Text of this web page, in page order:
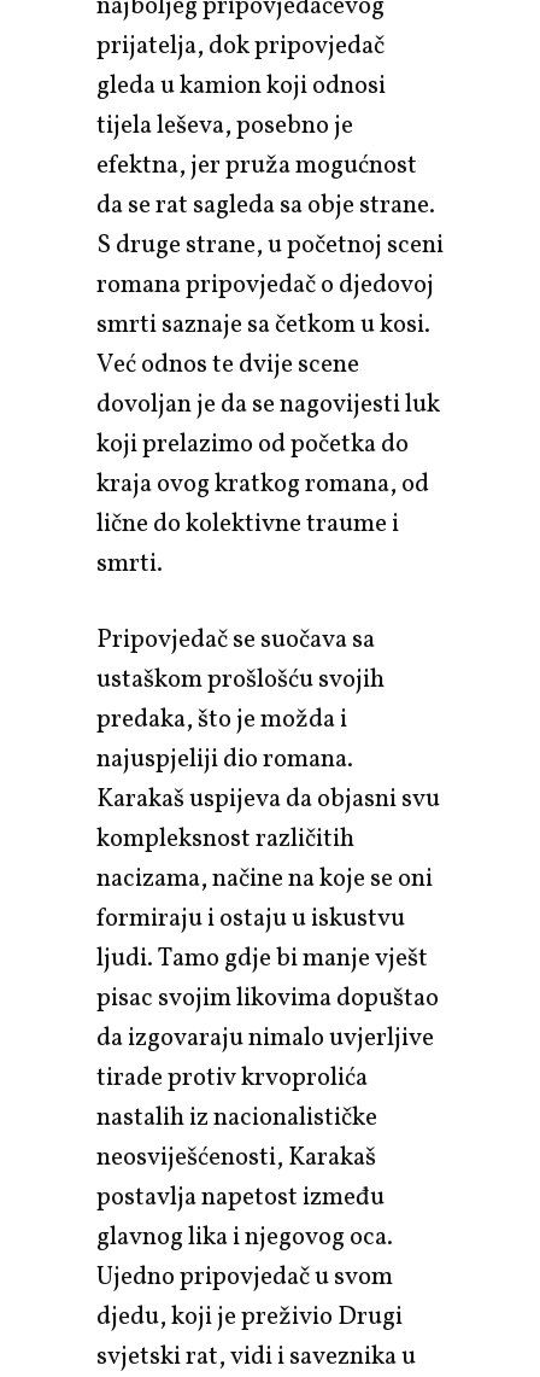
prijatelja, dok pripovjedač
gleda u kamion koji odnosi
tijela leševa, posebno je
efektna, jer pruža mogućnost
da se rat sagleda sa obje strane.
S druge strane, u početnoj sceni
romana pripovjedač o djedovoj
smrti saznaje sa četkom u kosi.
Već odnos te dvije scene
dovoljan je da se nagovijesti luk
koji prelazimo od početka do
kraja ovog kratkog romana, od
lične do kolektivne traume i
smrti.
Pripovjedač se suočava sa
ustaškom prošlošću svojih
predaka, što je možda i
najuspjeliji dio romana.
Karakaš uspijeva da objasni svu
kompleksnost različitih
nacizama, načine na koje se oni
formiraju i ostaju u iskustvu
ljudi. Tamo gdje bi manje vješt
pisac svojim likovima dopuštao
da izgovaraju nimalo uvjerljive
tirade protiv krvoprolića
nastalih iz nacionalističke
neosviješćenosti, Karakaš
postavlja napetost između
glavnog lika i njegovog oca.
Ujedno pripovjedač u svom
djedu, koji je preživio Drugi
svjetski rat, vidi i saveznika u